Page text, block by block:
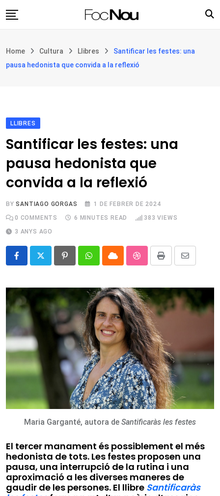
to
Filosofia i teologia
Botiga
Home Cultura Llibres
Santificar les festes: una
pausa hedonista que convida a la reflexió
LLIBRES
Santificar les festes: una
pausa hedonista que
convida a la reflexió
BYSANTIAGO GORGAS
1 DE FEBRER DE 2024
0 COMMENTS 6 MINUTES READ 383 VIEWS
3 ANYS AGO
PinterestWhatsappCloud StumbleUpon
Print
Share
Email
Maria Garganté, autora de Santificaràs les festes
El tercer manament és possiblement el més
hedonista de tots. Les festes proposen una
pausa, una interrupció de la rutina i una
aproximació a les diverses maneres de
gaudir de les persones. El llibre Santificaràs